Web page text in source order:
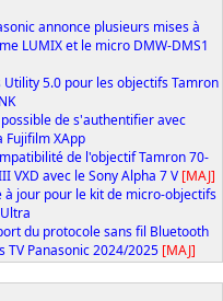
annonce plusieurs mises à
LUMIX et le micro DMW-DMS1
Utility 5.0 pour les objectifs Tamron
possible de s'authentifier avec
Fujifilm XApp
de l'objectif Tamron 70-
VXD avec le Sony Alpha 7 V [MAJ]
à jour pour le kit de micro-objectifs
du protocole sans fil Bluetooth
TV Panasonic 2024/2025 [MAJ]